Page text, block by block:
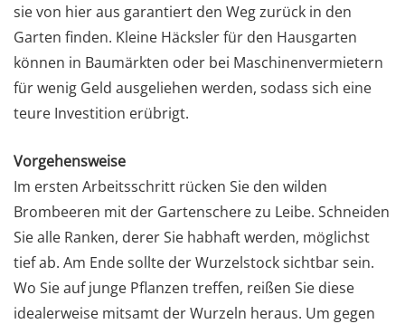
sie von hier aus garantiert den Weg zurück in den
Garten finden. Kleine Häcksler für den Hausgarten
können in Baumärkten oder bei Maschinenvermietern
für wenig Geld ausgeliehen werden, sodass sich eine
teure Investition erübrigt.
Vorgehensweise
Im ersten Arbeitsschritt rücken Sie den wilden
Brombeeren mit der Gartenschere zu Leibe. Schneiden
Sie alle Ranken, derer Sie habhaft werden, möglichst
tief ab. Am Ende sollte der Wurzelstock sichtbar sein.
Wo Sie auf junge Pflanzen treffen, reißen Sie diese
idealerweise mitsamt der Wurzeln heraus. Um gegen